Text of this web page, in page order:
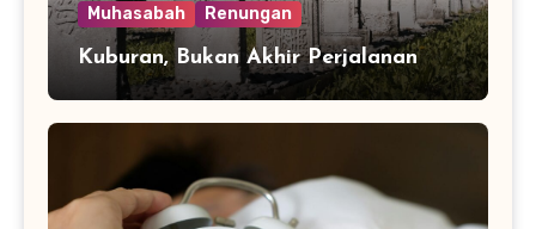
Muhasabah Renungan
Kuburan, Bukan Akhir Perjalanan